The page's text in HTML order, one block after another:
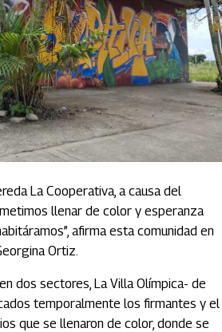
La Cooperativa, a causa del
llenar de color y esperanza
afirma esta comunidad en
Ortiz.
dos sectores, La Villa Olímpica- de
temporalmente los firmantes y el
que se llenaron de color, donde se